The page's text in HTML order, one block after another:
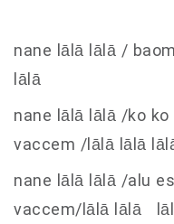
nane lālā lālā /
lālā
nane lālā lālā /ko ko
vaccem /lālā lālā
nane lālā lālā /alu es
vaccem/lālā lālā